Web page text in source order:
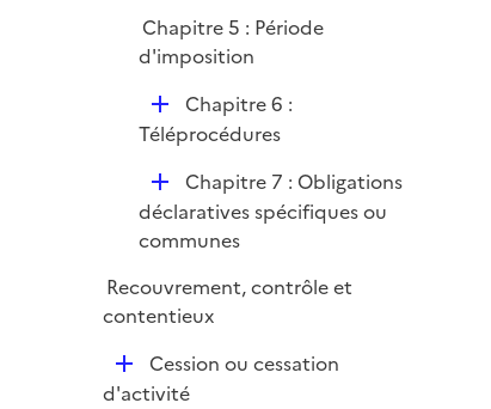
l
i
Chapitre 5 : Période
d'imposition
D
é
i
e
Chapitre 6 :
Téléprocédures
D
é
p
i
e
Chapitre 7 : Obligations
déclaratives spécifiques ou
communes
Recouvrement, contrôle et
contentieux
D
é
Cession ou cessation
d'activité